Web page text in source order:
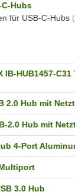
Hubs
für USB-C-Hubs
IB-HUB1457-
2.0 Hub mit
2.0 Hub mit
4-Port
3.0 Hub